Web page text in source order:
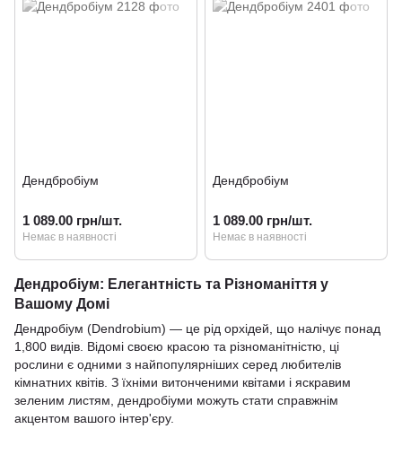
Дендбробіум
1 089.00 грн/шт.
Немає в наявності
Дендбробіум
1 089.00 грн/шт.
Немає в наявності
Дендробіум: Елегантність та Різноманіття у
Вашому Домі
Дендробіум (Dendrobium) — це рід орхідей, що налічує понад
1,800 видів. Відомі своєю красою та різноманітністю, ці
рослини є одними з найпопулярніших серед любителів
кімнатних квітів. З їхніми витонченими квітами і яскравим
зеленим листям, дендробіуми можуть стати справжнім
акцентом вашого інтер'єру.